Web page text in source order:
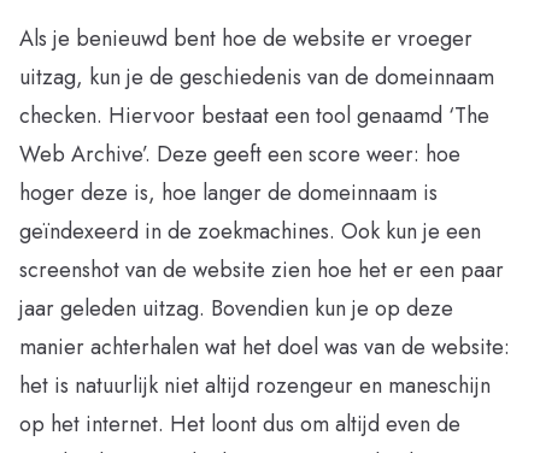
Als je benieuwd bent hoe de website er vroeger
uitzag, kun je de geschiedenis van de domeinnaam
checken. Hiervoor bestaat een tool genaamd ‘The
Web Archive’. Deze geeft een score weer: hoe
hoger deze is, hoe langer de domeinnaam is
geïndexeerd in de zoekmachines. Ook kun je een
screenshot van de website zien hoe het er een paar
jaar geleden uitzag. Bovendien kun je op deze
manier achterhalen wat het doel was van de website:
het is natuurlijk niet altijd rozengeur en maneschijn
op het internet. Het loont dus om altijd even de